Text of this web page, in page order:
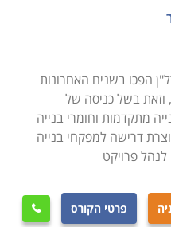
הפכו בשנים האחרונות
וזאת בשל כניסה של
מתקדמות וחומרי בנייה
דרישה למפקחי בנייה
פרויקט
פרטי הקורס 